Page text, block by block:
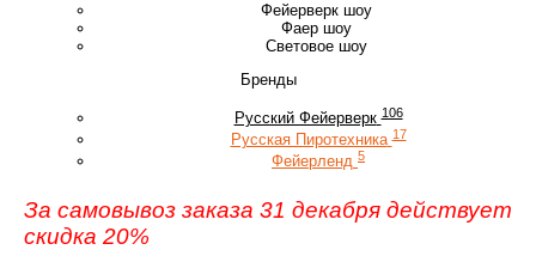
Фейерверк шоу
Фаер шоу
Световое шоу
Бренды
Русский Фейерверк 106
Русская Пиротехника 17
Фейерленд 5
За самовывоз заказа 31 декабря действует
скидка 20%